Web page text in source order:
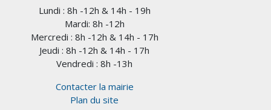
Lundi : 8h -12h & 14h - 19h
Mardi: 8h -12h
Mercredi : 8h -12h & 14h - 17h
Jeudi : 8h -12h & 14h - 17h
Vendredi : 8h -13h
Contacter la mairie
Plan du site